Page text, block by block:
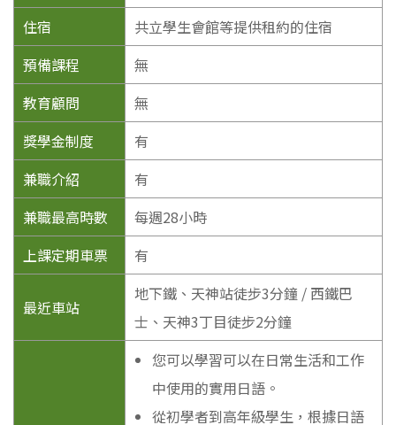
住宿
共立學生會館等提供租約的住宿
預備課程
無
教育顧問
無
獎學金制度
有
兼職介紹
有
兼職最高時數
每週28小時
上課定期車票
有
最近車站
地下鐵、天神站徒步3分鐘 / 西鐵巴
士、天神3丁目徒步2分鐘
您可以學習可以在日常生活和工作
中使用的實用日語。
從初學者到高年級學生，根據日語